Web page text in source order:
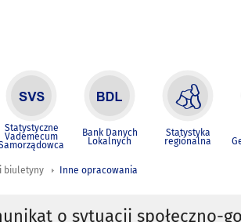
Statystyczne
Vademecum Bank Danych
Lokalnych
Statystyka
regionalna
biuletyny Inne opracowania
o sytuacji społeczno-